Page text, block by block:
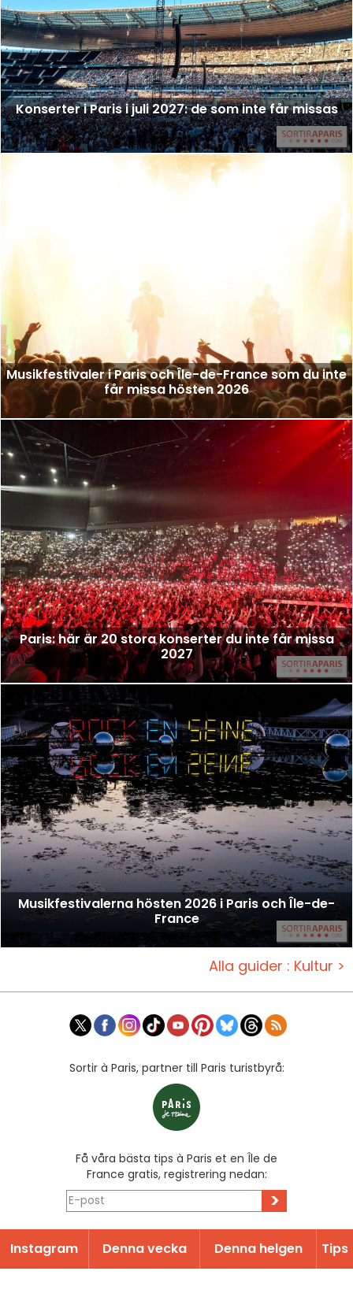
Konserter i Paris i juli 2027: de som inte får missas
Musikfestivaler i Paris och Île-de-France som du inte
får missa hösten 2026
Paris: här är 20 stora konserter du inte får missa
2027
Musikfestivalerna hösten 2026 i Paris och Île-de-
France
Alla guider : Kultur >
Sortir à Paris, partner till Paris turistbyrå:
Få våra bästa tips à Paris et en Île de
France gratis, registrering nedan:
>
Instagram Denna vecka Denna helgen Tips